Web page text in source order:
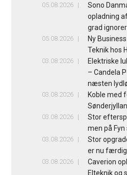
05.08.2026
Sono
opladning
grad
05.08.2026
Ny
Teknik hos
03.08.2026
Elektriske
– Candela
næsten
03.08.2026
Koble med
03.08.2026
Stor
men på
03.08.2026
Stor
er nu færdig
03.08.2026
Caverion
Elteknik og